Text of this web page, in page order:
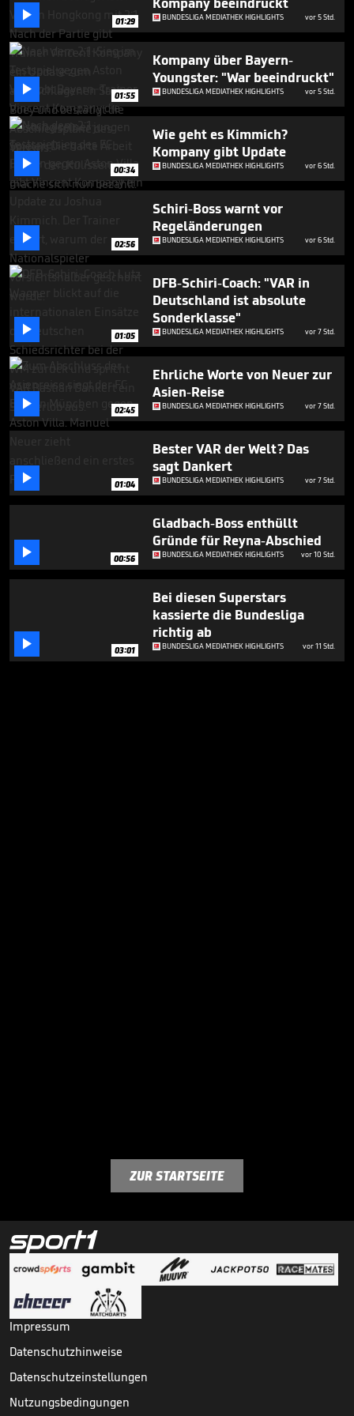
minutes,
28
seconds
 01:29 BUNDESLIGA MEDIATHEK HIGHLIGHTS vor 5 Std.
 01:55
Kompany über Bayern-
Youngster: "War beeindruckt"
BUNDESLIGA MEDIATHEK HIGHLIGHTS vor 5 Std.
 00:34
Wie geht es Kimmich?
Kompany gibt Update
BUNDESLIGA MEDIATHEK HIGHLIGHTS vor 6 Std.
 02:56
Schiri-Boss warnt vor
Regeländerungen
BUNDESLIGA MEDIATHEK HIGHLIGHTS vor 6 Std.
 01:05
DFB-Schiri-Coach: "VAR in
Deutschland ist absolute
Sonderklasse"
BUNDESLIGA MEDIATHEK HIGHLIGHTS vor 7 Std.
 02:45
Ehrliche Worte von Neuer zur
Asien-Reise
BUNDESLIGA MEDIATHEK HIGHLIGHTS vor 7 Std.
 01:04
Bester VAR der Welt? Das
sagt Dankert
BUNDESLIGA MEDIATHEK HIGHLIGHTS vor 7 Std.
 00:56
Gladbach-Boss enthüllt
Gründe für Reyna-Abschied
BUNDESLIGA MEDIATHEK HIGHLIGHTS vor 10 Std.
 03:01
Bei diesen Superstars
kassierte die Bundesliga
richtig ab
BUNDESLIGA MEDIATHEK HIGHLIGHTS vor 11 Std.
ZUR STARTSEITE
Impressum
Datenschutzhinweise
Datenschutzeinstellungen
Nutzungsbedingungen